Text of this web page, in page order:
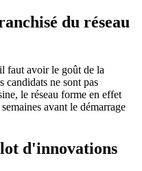
du réseau
faut avoir le goût de la
candidats ne sont pas
le réseau forme en effet
avant le démarrage
d'innovations